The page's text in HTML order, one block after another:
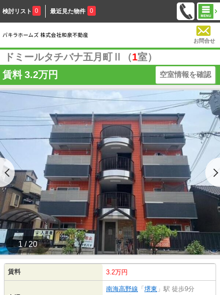
検討リスト 0 最近見た物件 0
お問合せ
ドミールタチバナ五月町Ⅱ（1室）
賃料 3.2万円 空室情報を確認
1 / 20
賃料 3.2万円
南海高野線 「 堺東 」駅 徒歩9分